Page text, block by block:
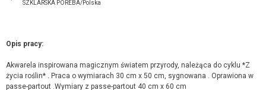
SZKLARSKA POREBA/Polska
Opis pracy:
Akwarela inspirowana magicznym światem przyrody, należąca do cyklu *Z
życia roślin* . Praca o wymiarach 30 cm x 50 cm, sygnowana . Oprawiona w
passe-partout .Wymiary z passe-partout 40 cm x 60 cm